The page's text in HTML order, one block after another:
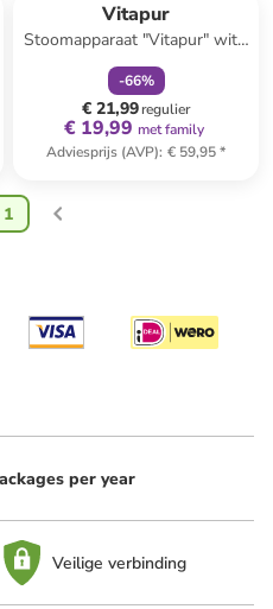
Vitapur
Stoomapparaat "Vitapur" wit -
(B)12,5 x (H)25,5 x (D)10,5 cm
-66%
€ 21,99regulier
€ 19,99 met family
Adviesprijs (AVP): € 59,95*
1
per year
Veilige verbinding